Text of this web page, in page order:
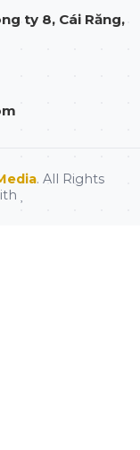
ty 8, Cái Răng,
. All Rights